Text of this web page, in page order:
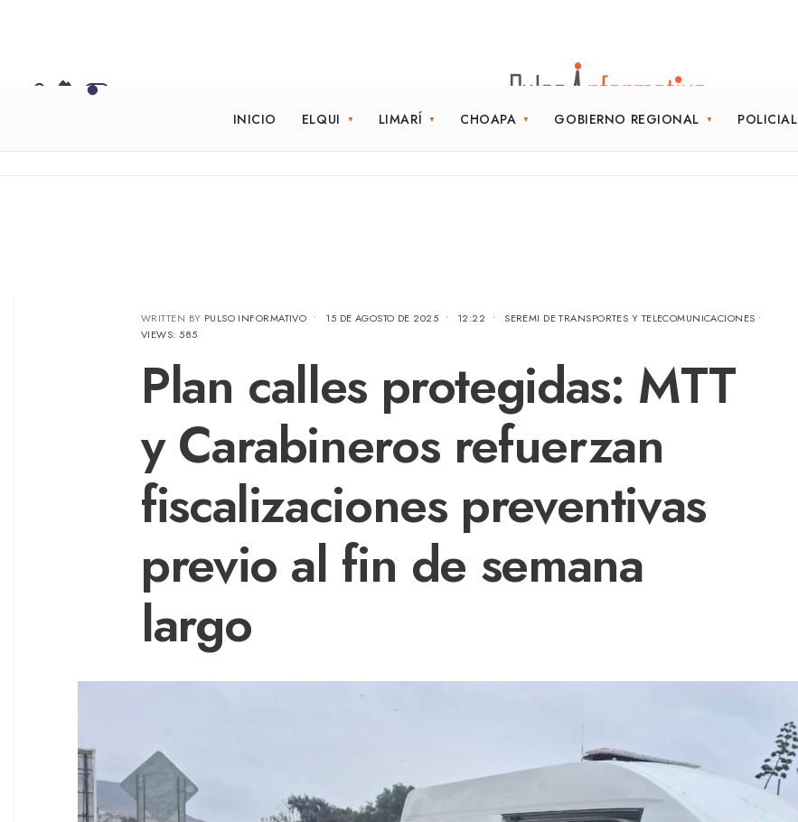
INICIO ELQUI LIMARÍ CHOAPA GOBIERNO REGIONAL POLICIAL
WRITTEN BY PULSO INFORMATIVO • 15 DE AGOSTO DE 2025 • 12:22 • SEREMI DE TRANSPORTES Y TELECOMUNICACIONES •
VIEWS: 585
Plan calles protegidas: MTT
y Carabineros refuerzan
fiscalizaciones preventivas
previo al fin de semana
largo